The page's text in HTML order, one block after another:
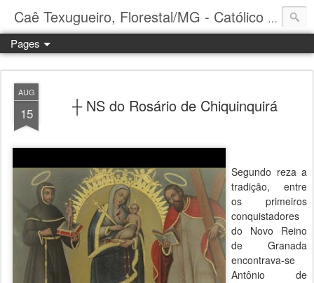
Caê Texugueiro, Florestal/MG - Católico Praticante
Pages
AUG
15 ┼ NS do Rosário de Chiquinquirá
Segundo reza a
tradição, entre
os primeiros
conquistadores
do Novo Reino
de Granada
encontrava-se
Antônio de